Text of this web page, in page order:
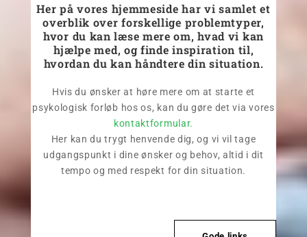
Her på vores hjemmeside har vi samlet et
overblik over forskellige problemtyper,
hvor du kan læse mere om, hvad vi kan
hjælpe med, og finde inspiration til,
hvordan du kan håndtere din situation.
Hvis du ønsker at høre mere om at starte et
psykologisk forløb hos os, kan du gøre det via vores
kontaktformular.
Her kan du trygt henvende dig, og vi vil tage
udgangspunkt i dine ønsker og behov, altid i dit
tempo og med respekt for din situation.